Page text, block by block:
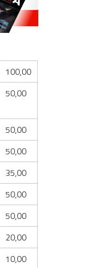
100,00
50,00
50,00
50,00
35,00
50,00
50,00
20,00
10,00